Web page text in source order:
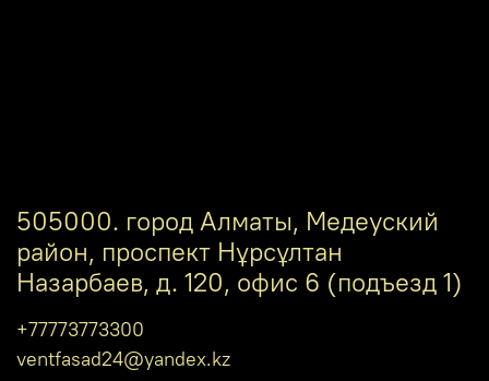
505000. город Алматы, Медеуский
район, проспект Нұрсұлтан
Назарбаев, д. 120, офис 6 (подъезд 1)
+77773773300
ventfasad24@yandex.kz